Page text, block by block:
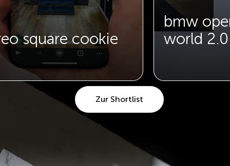
square cookie
bmw
world 2.0
Zur Shortlist